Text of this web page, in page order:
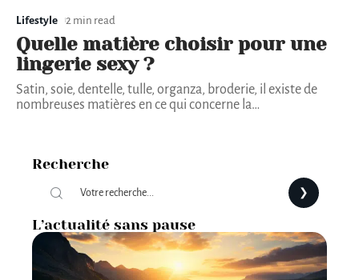
Lifestyle 2 min read
Quelle matière choisir pour une
lingerie sexy ?
Satin, soie, dentelle, tulle, organza, broderie, il existe de
nombreuses matières en ce qui concerne la…
Recherche
L’actualité sans pause